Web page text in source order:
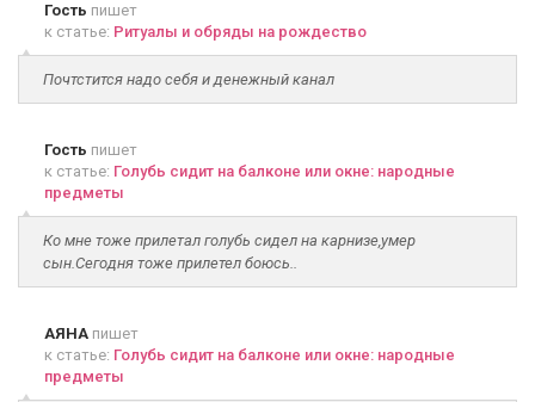
Гость пишет
к статье: Ритуалы и обряды на рождество
Почтстится надо себя и денежный канал
Гость пишет
к статье: Голубь сидит на балконе или окне: народные
предметы
Ко мне тоже прилетал голубь сидел на карнизе,умер
сын.Сегодня тоже прилетел боюсь..
АЯНА пишет
к статье: Голубь сидит на балконе или окне: народные
предметы